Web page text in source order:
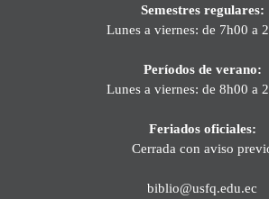
Semestres regulares:
Lunes a viernes: de 7h00 a
Períodos de verano:
Lunes a viernes: de 8h00 a
Feriados oficiales:
Cerrada con aviso
biblio@usfq.edu.ec